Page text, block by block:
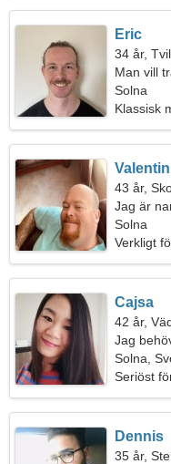
Eric
34 år,
Man vill
Solna
Klassisk
Valentin
43 år,
Jag är
Solna
Verkligt
Cajsa
42 år,
Jag
Solna,
Seriöst
Dennis
35 år,